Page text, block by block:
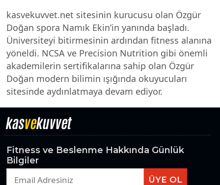
kasvekuvvet.net sitesinin kurucusu olan Özgür
Doğan spora Namık Ekin’in yanında başladı.
Üniversiteyi bitirmesinin ardından fitness alanına
yöneldi. NCSA ve Precision Nutrition gibi önemli
akademilerin sertifikalarına sahip olan Özgür
Doğan modern bilimin ışığında okuyucuları
sitesinde aydınlatmaya devam ediyor.
kasvekuvvet
Fitness ve Beslenme Hakkında Günlük
Bilgiler
ÜYE OL